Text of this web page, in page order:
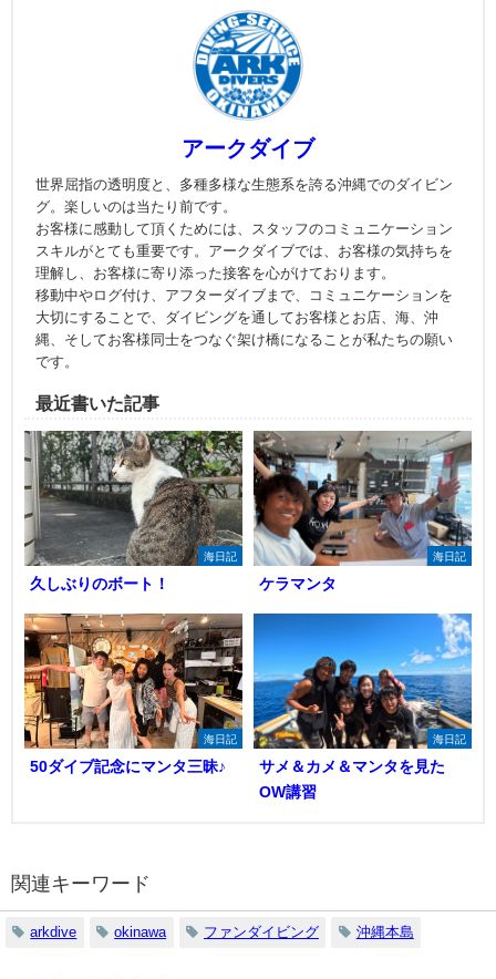
アークダイブ
世界屈指の透明度と、多種多様な生態系を誇る沖縄でのダイビン
グ。楽しいのは当たり前です。
お客様に感動して頂くためには、スタッフのコミュニケーション
スキルがとても重要です。アークダイブでは、お客様の気持ちを
理解し、お客様に寄り添った接客を心がけております。
移動中やログ付け、アフターダイブまで、コミュニケーションを
大切にすることで、ダイビングを通してお客様とお店、海、沖
縄、そしてお客様同士をつなぐ架け橋になることが私たちの願い
です。
最近書いた記事
海日記
久しぶりのボート！
海日記
ケラマンタ
海日記
50ダイブ記念にマンタ三昧♪
海日記
サメ＆カメ＆マンタを見た
OW講習
関連キーワード
arkdive okinawa ファンダイビング 沖縄本島